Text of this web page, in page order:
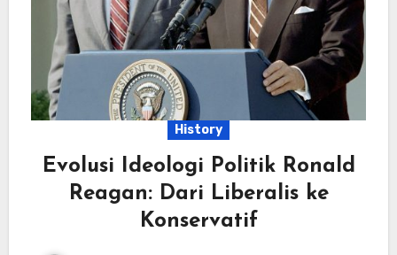
History
Evolusi Ideologi Politik Ronald
Reagan: Dari Liberalis ke
Konservatif